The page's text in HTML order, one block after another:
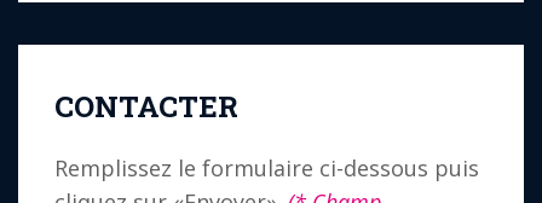
CONTACTER
Remplissez le formulaire ci-dessous puis